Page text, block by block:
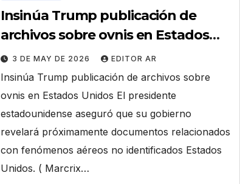
Insinúa Trump publicación de
archivos sobre ovnis en Estados
Unidos
3 DE MAY DE 2026 EDITOR AR
Insinúa Trump publicación de archivos sobre
ovnis en Estados Unidos El presidente
estadounidense aseguró que su gobierno
revelará próximamente documentos relacionados
con fenómenos aéreos no identificados Estados
Unidos. ( Marcrix…